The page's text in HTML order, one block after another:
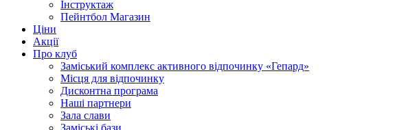
Інструктаж
Пейнтбол Магазин
Ціни
Акції
Про клуб
Заміський комплекс активного відпочинку «Гепард»
Місця для відпочинку
Дисконтна програма
Наші партнери
Зала слави
Заміські бази